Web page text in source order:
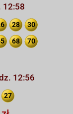
12:58
28 30
68 70
12:56
27